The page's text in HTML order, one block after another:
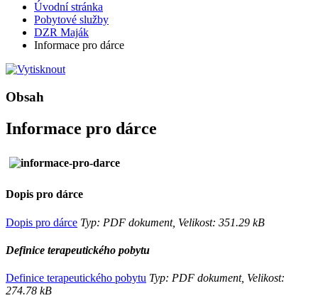
Úvodní stránka
Pobytové služby
DZR Maják
Informace pro dárce
Obsah
Informace pro dárce
Dopis pro dárce
Dopis pro dárce Typ: PDF dokument, Velikost: 351.29 kB
Definice terapeutického pobytu
Definice terapeutického pobytu Typ: PDF dokument, Velikost:
274.78 kB